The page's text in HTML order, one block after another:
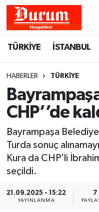
TÜRKİYE İSTANBUL
HABERLER TÜRKİYE
CHP’’de
Bayrampaşa
Turda sonuç
Kura da CHP’li
seçildi.
21.09.2025 - 15:22
YAYINLANMA
7
Hava Durumu
Namaz Vakitleri
Trafik Durumu
Süper Lig Puan
Tüm Manşetler
Son Dakika